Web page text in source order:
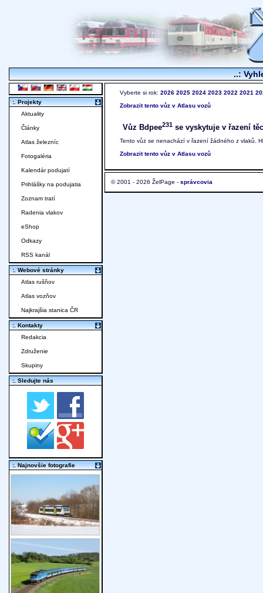
..:
Vyberte si rok: 2026 2025 2024 2023 2022 2021
Zobrazit tento vůz v Atlasu vozů
Vůz Bdpee231 se vyskytuje v řazení
Tento vůz se nenachází v řazení žádného z vlaků.
Zobrazit tento vůz v Atlasu vozů
© 2001 - 2026 ŽelPage - správcovia
:. Projekty
Aktuality
Články
Atlas železníc
Fotogaléria
Kalendár podujatí
Prihlášky na podujatia
Zoznam tratí
Radenia vlakov
eShop
Odkazy
RSS kanál
:. Webové stránky
Atlas rušňov
Atlas vozňov
Najkrajšia stanica ČR
:. Kontakty
Redakcia
Združenie
Skupiny
:. Sledujte nás
:. Najnovšie fotografie